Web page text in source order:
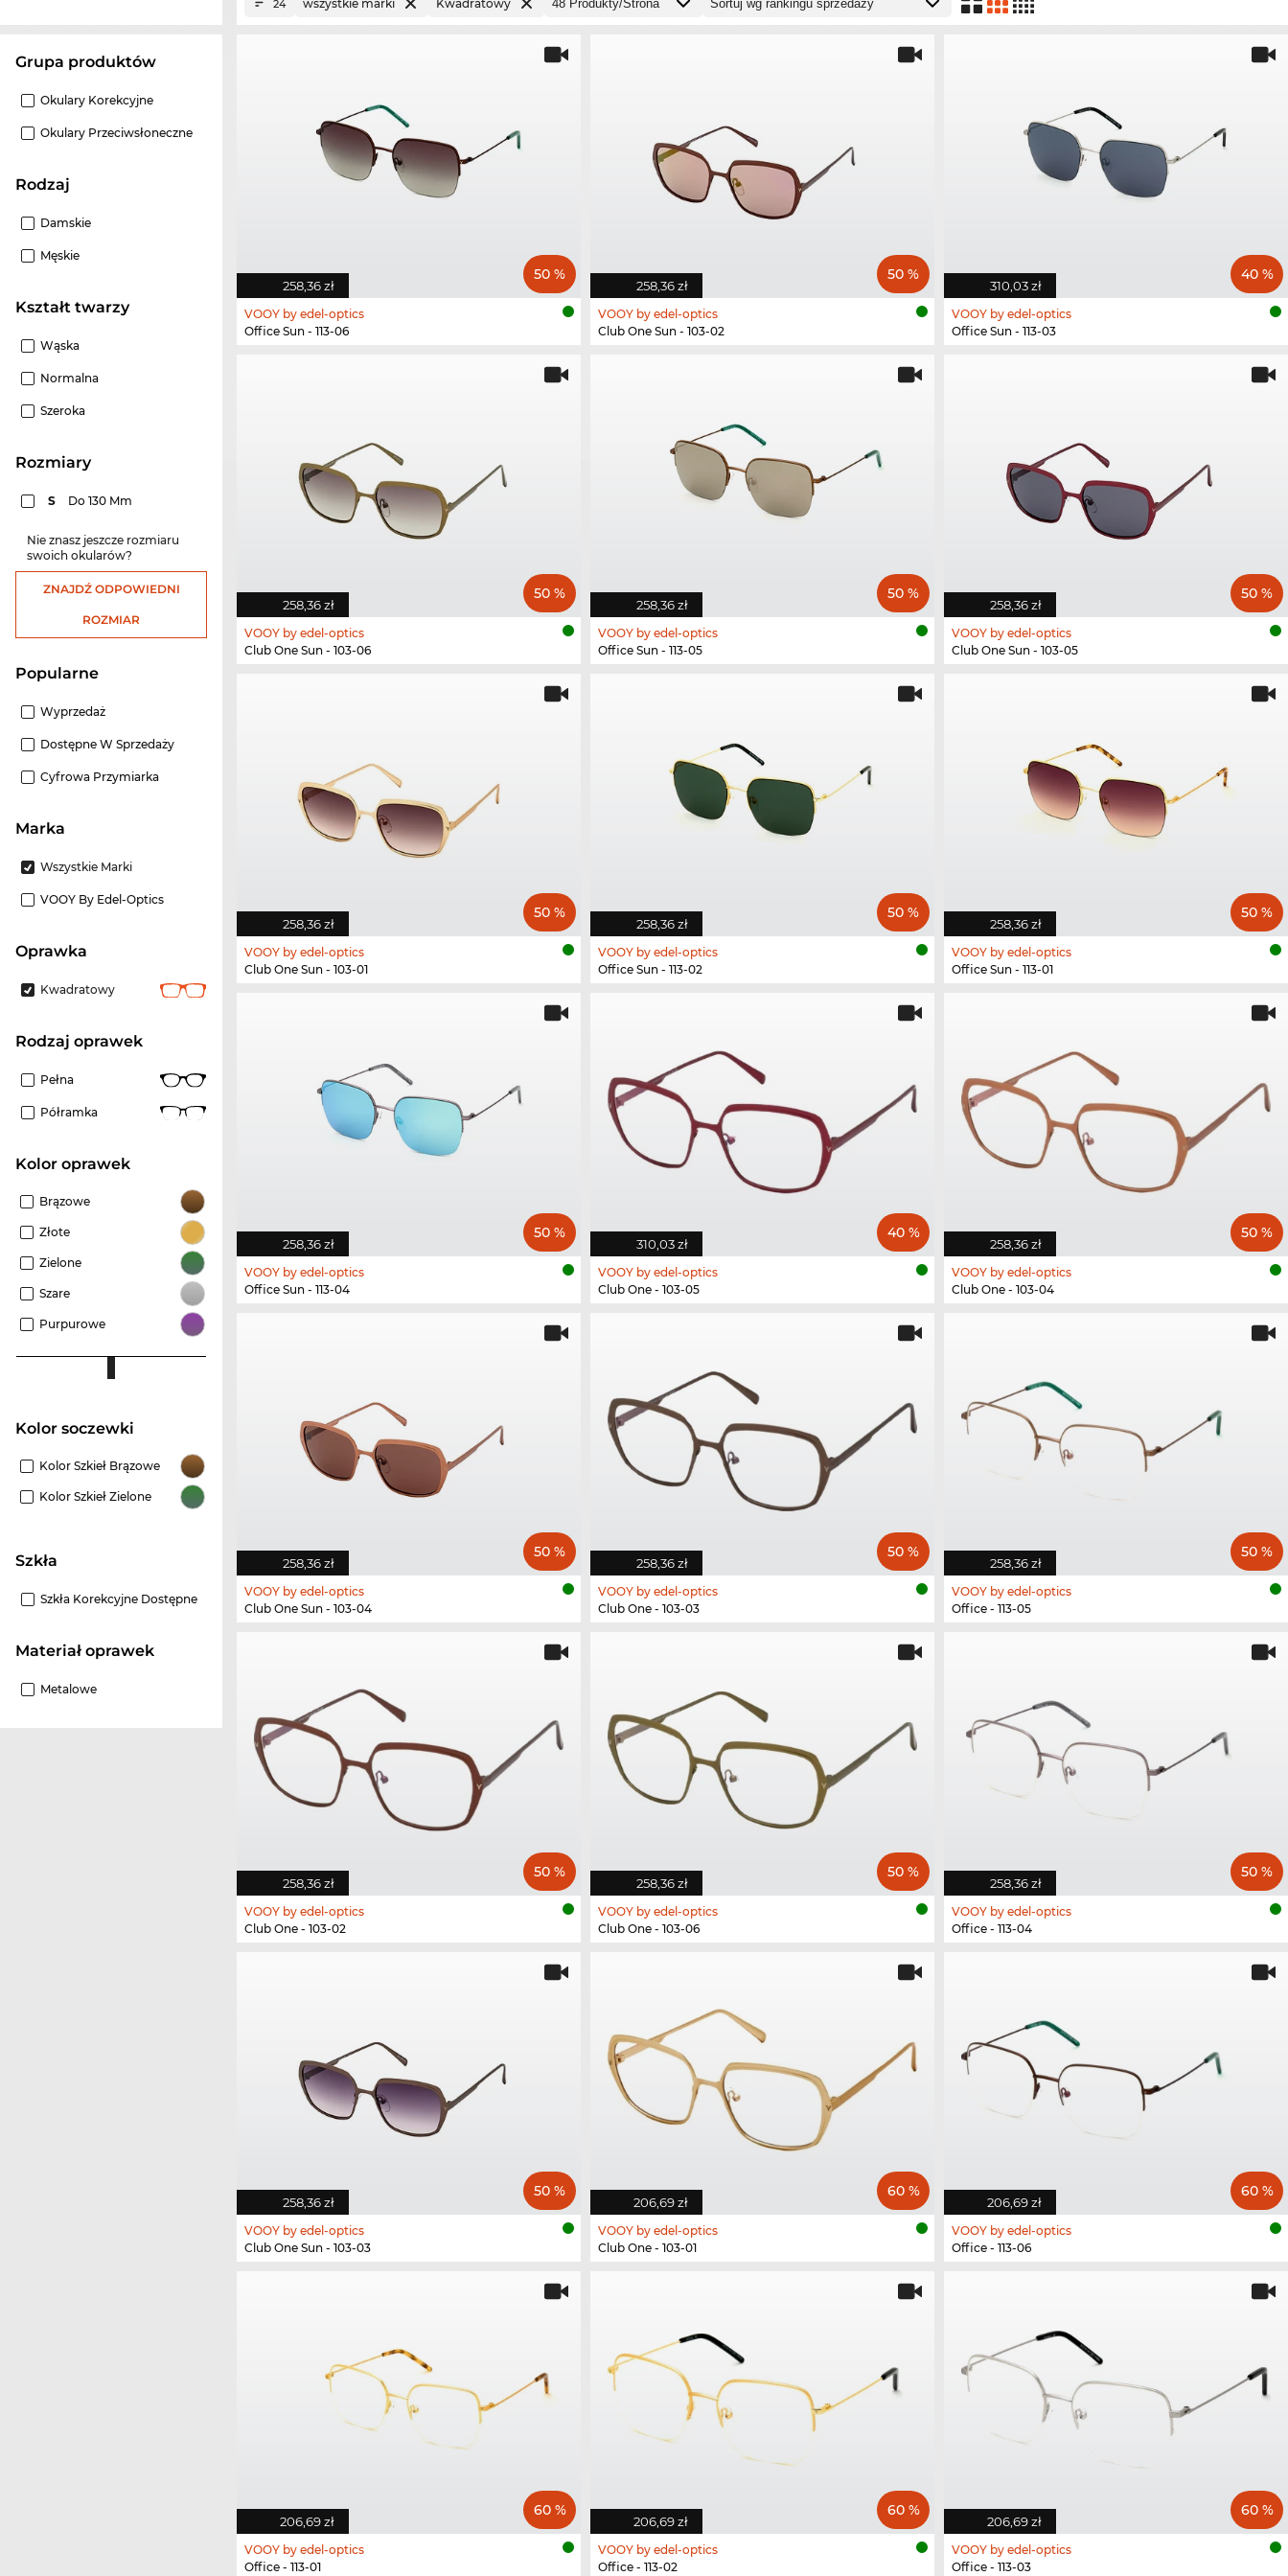
grupa produktów
Okulary Korekcyjne
Okulary Przeciwsłoneczne
Rodzaj
Damskie
Męskie
Kształt twarzy
Wąska
Normalna
Szeroka
rozmiary
S Do 130 Mm
Nie znasz jeszcze rozmiaru
swoich okularów?
ZNAJDŹ ODPOWIEDNI
ROZMIAR
Popularne
Wyprzedaż
Dostępne W Sprzedaży
Cyfrowa Przymiarka
Marka
Wszystkie Marki
VOOY By Edel-Optics
oprawka
Kwadratowy
rodzaj oprawek
Pełna
Półramka
kolor oprawek
Brązowe
Złote
Zielone
Szare
Purpurowe
Kolor soczewki
Kolor Szkieł Brązowe
Kolor Szkieł Zielone
szkła
Szkła Korekcyjne Dostępne
Materiał oprawek
Metalowe
24 wszystkie marki Kwadratowy
258,36 zł
50 %
VOOY by edel-optics
Office Sun - 113-06
258,36 zł
50 %
VOOY by edel-optics
Club One Sun - 103-02
310,03 zł
40 %
VOOY by edel-optics
Office Sun - 113-03
258,36 zł
50 %
VOOY by edel-optics
Club One Sun - 103-06
258,36 zł
50 %
VOOY by edel-optics
Office Sun - 113-05
258,36 zł
50 %
VOOY by edel-optics
Club One Sun - 103-05
258,36 zł
50 %
VOOY by edel-optics
Club One Sun - 103-01
258,36 zł
50 %
VOOY by edel-optics
Office Sun - 113-02
258,36 zł
50 %
VOOY by edel-optics
Office Sun - 113-01
258,36 zł
50 %
VOOY by edel-optics
Office Sun - 113-04
310,03 zł
40 %
VOOY by edel-optics
Club One - 103-05
258,36 zł
50 %
VOOY by edel-optics
Club One - 103-04
258,36 zł
50 %
VOOY by edel-optics
Club One Sun - 103-04
258,36 zł
50 %
VOOY by edel-optics
Club One - 103-03
258,36 zł
50 %
VOOY by edel-optics
Office - 113-05
258,36 zł
50 %
VOOY by edel-optics
Club One - 103-02
258,36 zł
50 %
VOOY by edel-optics
Club One - 103-06
258,36 zł
50 %
VOOY by edel-optics
Office - 113-04
258,36 zł
50 %
VOOY by edel-optics
Club One Sun - 103-03
206,69 zł
60 %
VOOY by edel-optics
Club One - 103-01
206,69 zł
60 %
VOOY by edel-optics
Office - 113-06
206,69 zł
60 %
VOOY by edel-optics
Office - 113-01
206,69 zł
60 %
VOOY by edel-optics
Office - 113-02
206,69 zł
60 %
VOOY by edel-optics
Office - 113-03